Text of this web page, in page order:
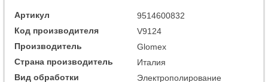
Артикул
9514600832
Код производителя
V9124
Производитель
Glomex
Страна производитель
Италия
Вид обработки
Электрополирование